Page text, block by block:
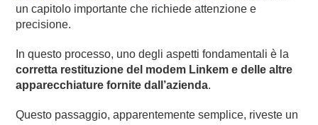
un capitolo importante che richiede attenzione e
precisione.
In questo processo, uno degli aspetti fondamentali è la
corretta restituzione del modem Linkem e delle altre
apparecchiature fornite dall’azienda.
Questo passaggio, apparentemente semplice, riveste un